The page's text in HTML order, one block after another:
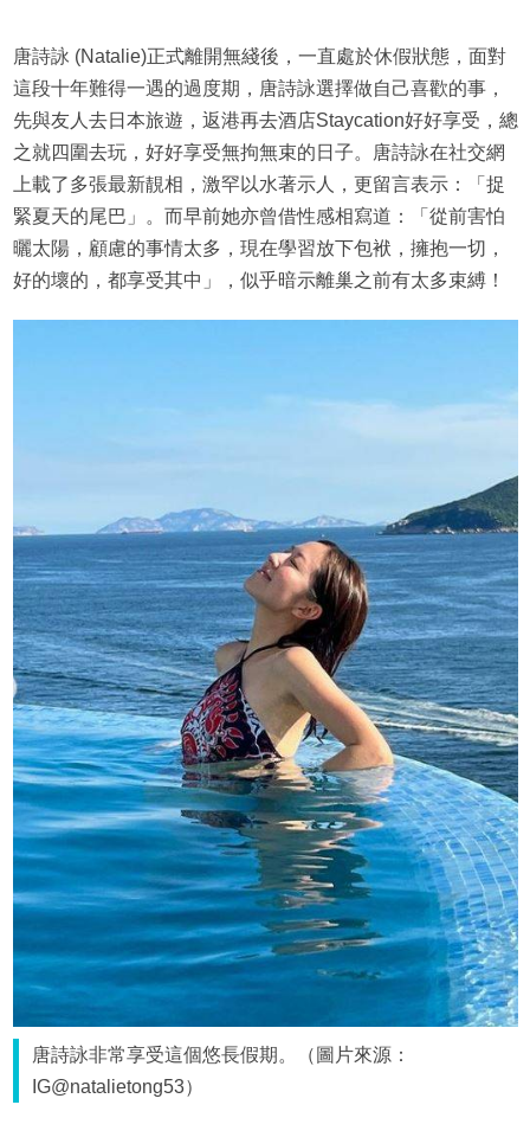
唐詩詠 (Natalie)正式離開無綫後，一直處於休假狀態，面對
這段十年難得一遇的過度期，唐詩詠選擇做自己喜歡的事，
先與友人去日本旅遊，返港再去酒店Staycation好好享受，總
之就四圍去玩，好好享受無拘無束的日子。唐詩詠在社交網
上載了多張最新靚相，激罕以水著示人，更留言表示：「捉
緊夏天的尾巴」。而早前她亦曾借性感相寫道：「從前害怕
曬太陽，顧慮的事情太多，現在學習放下包袱，擁抱一切，
好的壞的，都享受其中」，似乎暗示離巢之前有太多束縛！
唐詩詠非常享受這個悠長假期。（圖片來源：
IG@natalietong53）